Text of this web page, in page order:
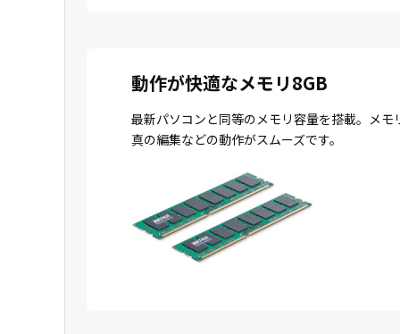
動作が快適なメモリ8GB
最新パソコンと同等のメモリ容量を搭載。メ
真の編集などの動作がスムーズです。